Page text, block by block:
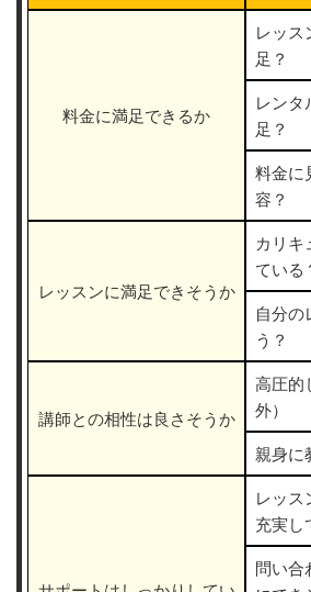
料金に満足できるか
レッス
足？
レンタ
足？
料金に
容？
レッスンに満足できそうか
カリキ
ている
自分の
う？
講師との相性は良さそうか
高圧的
外）
親身に
レッス
充実し
問い合